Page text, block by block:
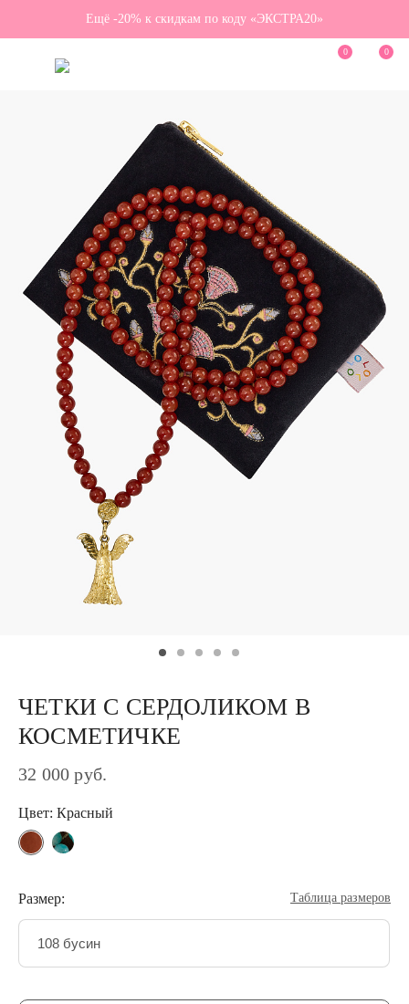
0 0
Ещё -20% к скидкам по коду «ЭКСТРА20»
ЧЕТКИ С СЕРДОЛИКОМ В
КОСМЕТИЧКЕ
32 000 руб.
Цвет: Красный
Размер: Таблица размеров
108 бусин